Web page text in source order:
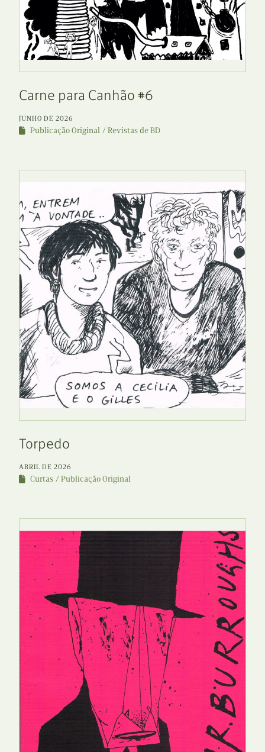
Carne para Canhão #6
JUNHO DE 2026
Publicação Original Revistas de BD
Torpedo
ABRIL DE 2026
Curtas Publicação Original